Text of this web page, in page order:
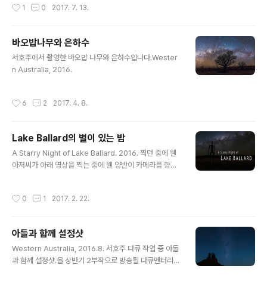
1편 서호주에서 작업한 영상들 편집한 것입니다.
1 0 2017. 7. 13.
바오밥나무와 은하수
서호주에서 촬영한 바오밥 나무와 은하수입니다.Wester
n Australia, 2016.
6 2 2017. 4. 8.
Lake Ballard의 별이 있는 밤
A Starry Night of Lake Ballard. 2016. 찍던 중에 웬
아저씨가 아래 영상을 찍는 중에 웬 양반이 카메라를 향헤
서는 지웠냈어요.
0 1 2017. 2. 22.
아들과 함께 설정샷
Western Australia, 2016.8. 서호주 다큐 작업 중 아들
과 함께 설정샷.올 상반기 2부작으로 방송될 다큐멘터리에